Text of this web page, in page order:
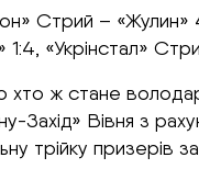
Стрий –
«Укрінстал»
хто ж стане
Захід» Вівня з
трійку призерів